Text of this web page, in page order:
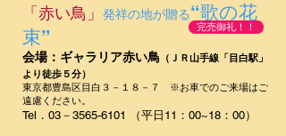
「赤い鳥」 発祥の地が贈る“歌の花
束”
会場：ギャラリア赤い鳥 （ＪＲ山手線「目白駅」
より徒歩５分）
東京都豊島区目白３－１８－７ ※お車でのご来場はご
遠慮ください。
Tel．03－3565-6101 （平日11：00~18：00）
完売御礼！！